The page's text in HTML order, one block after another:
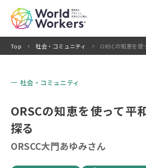
Top 社会・コミュニティ ORSCの知恵を使
社会・コミュニティ
ORSCの知恵を使って平
探る
ORSCC大門あゆみさん